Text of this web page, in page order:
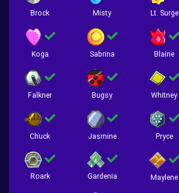
Brock Misty Lt. Surge
Koga Sabrina Blaine
Falkner Bugsy Whitney
Chuck Jasmine Pryce
Roark Gardenia Maylene